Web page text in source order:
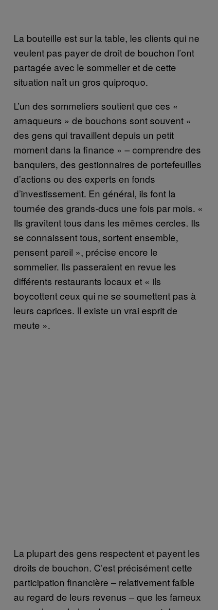
La bouteille est sur la table, les clients qui ne
veulent pas payer de droit de bouchon l’ont
partagée avec le sommelier et de cette
situation naît un gros quiproquo.
L’un des sommeliers soutient que ces «
arnaqueurs » de bouchons sont souvent «
des gens qui travaillent depuis un petit
moment dans la finance » – comprendre des
banquiers, des gestionnaires de portefeuilles
d’actions ou des experts en fonds
d’investissement. En général, ils font la
tournée des grands-ducs une fois par mois. «
Ils gravitent tous dans les mêmes cercles. Ils
se connaissent tous, sortent ensemble,
pensent pareil », précise encore le
sommelier. Ils passeraient en revue les
différents restaurants locaux et « ils
boycottent ceux qui ne se soumettent pas à
leurs caprices. Il existe un vrai esprit de
meute ».
La plupart des gens respectent et payent les
droits de bouchon. C’est précisément cette
participation financière – relativement faible
au regard de leurs revenus – que les fameux